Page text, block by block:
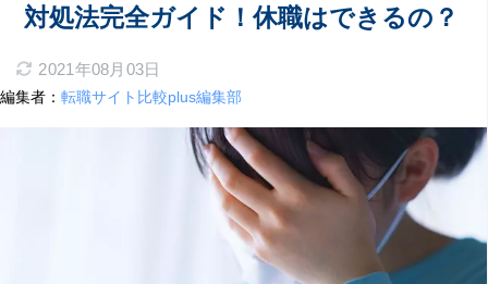
対処法完全ガイド！休職はできるの？
2021年08月03日
編集者： 転職サイト比較plus編集部